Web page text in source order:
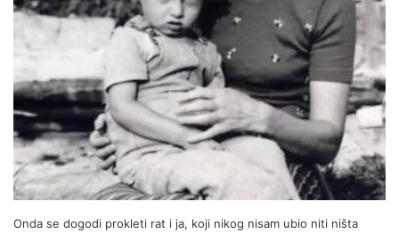
Onda se dogodi prokleti rat i ja, koji nikog nisam ubio niti ništa